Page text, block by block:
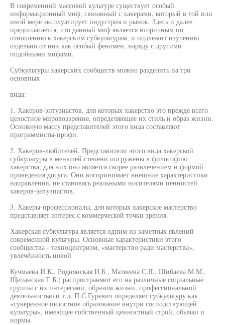
В современной массовой культуре существует особый
информационный миф, связанный с хакерами, который в той или
иной мере эксплуатирует индустрия и рынок. Здесь и далее
предполагается, что данный миф является вторичным по
отношению к хакерским субкультурам, и подлежит изучению
отдельно от них как особый феномен, наряду с другими
подобными мифами.
Субкультуры хакерских сообществ можно разделить на три
основных
вида:
1. Хакеров-энтузиастов, для которых хакерство это прежде всего
целостное мировоззрение, определяющее их стиль и образ жизни.
Основную массу представителей этого вида составляют
программисты-профи.
2. Хакеров-любителей. Представители этого вида хакерской
субкультуры в меньшей степени погружены в философию
хакерства, для них оно является скорее развлечением и формой
проведения досуга. Они воспринимает внешние характеристики
направления, не становясь реальными носителями ценностей
хакеров-энтузиастов.
3. Хакеры-профессионалы, для которых хакерское мастерство
представляет интерес с коммерческой точки зрения.
Хакерская субкультура является одним из заметных явлений
современной культуры. Основные характеристики этого
сообщества - техноцентризм, «мастерство ради мастерства»,
увлечённость новой
Кучмаева И.К., Роднянская И.Б., Матвеева С.Я., Шибаева М.М.,
Щепанская Т.Б.) распространяют его на различные социальные
группы с их интересами, образом жизни, профессиональной
деятельностью и т.д. П.С.Гуревич определяет субкультуру как
«суверенное целостное образование внутри господствующей
культуры», имеющее собственный ценностный строй, обычаи и
нормы.